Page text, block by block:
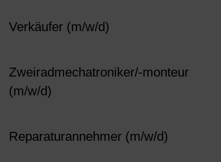
Verkäufer (m/w/d)
Zweiradmechatroniker/-monteur
(m/w/d)
Reparaturannehmer (m/w/d)